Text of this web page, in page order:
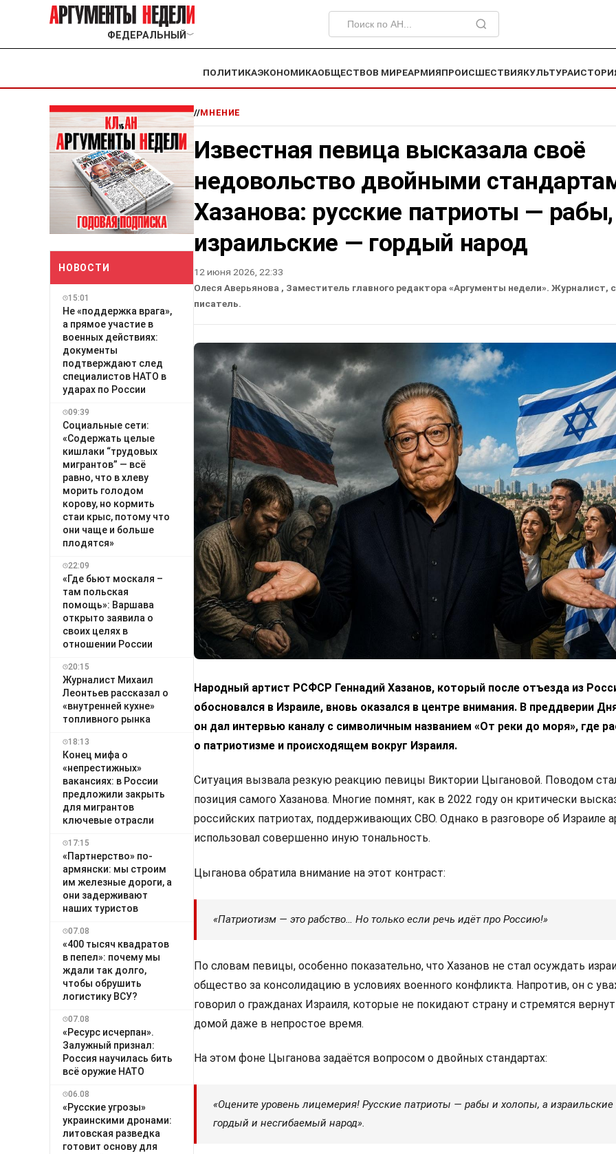
ФЕДЕРАЛЬНЫЙ ﹀
ПОЛИТИКАЭКОНОМИКАОБЩЕСТВОВ МИРЕАРМИЯПРОИСШЕСТВИЯКУЛЬТУРА
НОВОСТИ
15:01
Не «поддержка врага»,
а прямое участие в
военных действиях:
документы
подтверждают след
специалистов НАТО в
ударах по России
09:39
Социальные сети:
«Содержать целые
кишлаки “трудовых
мигрантов” — всё
равно, что в хлеву
морить голодом
корову, но кормить
стаи крыс, потому что
они чаще и больше
плодятся»
22:09
«Где бьют москаля –
там польская
помощь»: Варшава
открыто заявила о
своих целях в
отношении России
20:15
Журналист Михаил
Леонтьев рассказал о
«внутренней кухне»
топливного рынка
18:13
Конец мифа о
«непрестижных»
вакансиях: в России
предложили закрыть
для мигрантов
ключевые отрасли
17:15
«Партнерство» по-
армянски: мы строим
им железные дороги, а
они задерживают
наших туристов
07.08
«400 тысяч квадратов
в пепел»: почему мы
ждали так долго,
чтобы обрушить
логистику ВСУ?
07.08
«Ресурс исчерпан».
Залужный признал:
Россия научилась бить
всё оружие НАТО
06.08
«Русские угрозы»
украинскими дронами:
литовская разведка
готовит основу для
//МНЕНИЕ
Известная певица высказала своё
недовольство двойными
Хазанова: русские патриоты —
израильские — гордый народ
12 июня 2026, 22:33
Олеся Аверьянова , Заместитель главного редактора «Аргументы недели». Журналист,
писатель.
Народный артист РСФСР Геннадий Хазанов, который после отъезда из
обосновался в Израиле, вновь оказался в центре внимания. В преддверии
он дал интервью каналу с символичным названием «От реки до моря», где
о патриотизме и происходящем вокруг Израиля.
Ситуация вызвала резкую реакцию певицы Виктории Цыгановой. Поводом
позиция самого Хазанова. Многие помнят, как в 2022 году он критически
российских патриотах, поддерживающих СВО. Однако в разговоре об Израиле
использовал совершенно иную тональность.
Цыганова обратила внимание на этот контраст:
«Патриотизм — это рабство… Но только если речь идёт про Россию!»
По словам певицы, особенно показательно, что Хазанов не стал осуждать
общество за консолидацию в условиях военного конфликта. Напротив, он с
говорил о гражданах Израиля, которые не покидают страну и стремятся
домой даже в непростое время.
На этом фоне Цыганова задаётся вопросом о двойных стандартах:
«Оцените уровень лицемерия! Русские патриоты — рабы и холопы, а
гордый и несгибаемый народ».